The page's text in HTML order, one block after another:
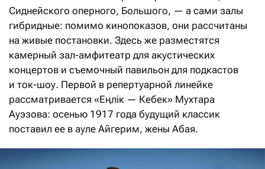
Сиднейского оперного, Большого, — а сами залы
гибридные: помимо кинопоказов, они рассчитаны
на живые постановки. Здесь же разместятся
камерный зал-амфитеатр для акустических
концертов и съемочный павильон для подкастов
и ток-шоу. Первой в репертуарной линейке
рассматривается «Еңлік — Кебек» Мухтара
Ауэзова: осенью 1917 года будущий классик
поставил ее в ауле Айгерим, жены Абая.